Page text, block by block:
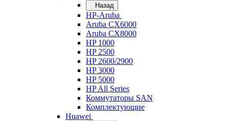
Назад
HP-Aruba
Aruba CX6000
Aruba CX8000
HP 1000
HP 2500
HP 2600/2900
HP 3000
HP 5000
HP All Series
Коммутаторы SAN
Комплектующие
Huawei